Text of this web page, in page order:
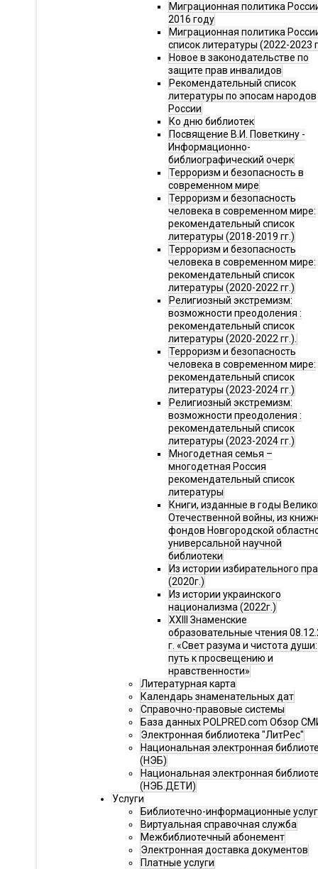
Миграционная политика
2016 году
Миграционная политика
список литературы (2022-2023
Новое в законодательстве по
защите прав инвалидов
Рекомендательный список
литературы по эпосам народов
России
Ко дню библиотек
Посвящение В.И. Поветкину -
Информационно-
библиографический очерк
Терроризм и безопасность в
современном мире
Терроризм и безопасность
человека в современном мире:
рекомендательный список
литературы (2018-2019 гг.)
Терроризм и безопасность
человека в современном мире:
рекомендательный список
литературы (2020-2022 гг.)
Религиозный экстремизм:
возможности преодоления :
рекомендательный список
литературы (2020-2022 гг.).
Терроризм и безопасность
человека в современном мире:
рекомендательный список
литературы (2023-2024 гг.)
Религиозный экстремизм:
возможности преодоления :
рекомендательный список
литературы (2023-2024 гг.)
Многодетная семья –
многодетная Россия
рекомендательный список
литературы
Книги, изданные в годы
Отечественной войны, из
фондов Новгородской
универсальной научной
библиотеки
Из истории избирательного
(2020г.)
Из истории украинского
национализма (2022г.)
XXIII Знаменские
образовательные чтения
г. «Свет разума и чистота души:
путь к просвещению и
нравственности»
Литературная карта
Календарь знаменательных дат
Справочно-правовые системы
База данных POLPRED.com Обзор
Электронная библиотека "ЛитРес"
Национальная электронная
(НЭБ)
Национальная электронная
(НЭБ.ДЕТИ)
Услуги
Библиотечно-информационные
Виртуальная справочная служба
Межбиблиотечный абонемент
Электронная доставка документов
Платные услуги